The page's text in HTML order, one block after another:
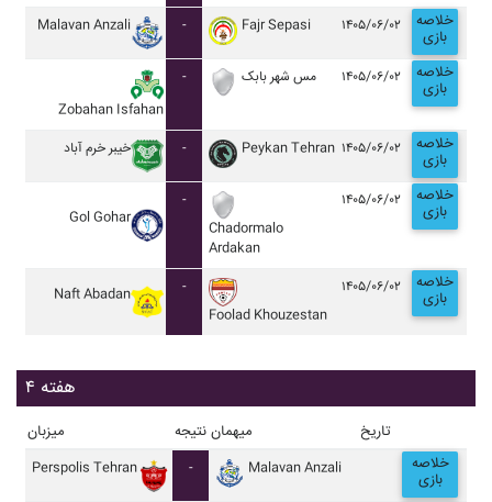
Malavan Anzali - Fajr Sepasi ۱۴۰۵/۰۶/۰۲ خلاصه
بازی
Zobahan Isfahan
- مس شهر بابک ۱۴۰۵/۰۶/۰۲ خلاصه
بازی
خيبر خرم آباد - Peykan Tehran ۱۴۰۵/۰۶/۰۲ خلاصه
بازی
Gol Gohar
-
Chadormalo
Ardakan
۱۴۰۵/۰۶/۰۲ خلاصه
بازی
Naft Abadan
-
Foolad Khouzestan
۱۴۰۵/۰۶/۰۲ خلاصه
بازی
هفته ۴
میزبان نتیجه میهمان تاریخ
Perspolis Tehran - Malavan Anzali خلاصه
بازی